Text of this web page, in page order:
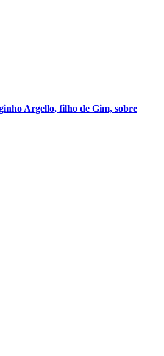
Argello, filho de Gim, sobre